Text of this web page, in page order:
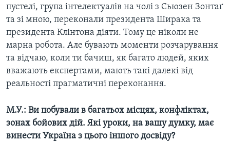
пустелі, група інтелектуалів на чолі з Сьюзен Зонтаґ
та зі мною, переконали президента Ширака та
президента Клінтона діяти. Тому це ніколи не
марна робота. Але бувають моменти розчарування
та відчаю, коли ти бачиш, як багато людей, яких
вважають експертами, мають такі далекі від
реальності прагматичні переконання.
М.У.: Ви побували в багатьох місцях, конфліктах,
зонах бойових дій. Які уроки, на вашу думку, має
винести Україна з цього іншого досвіду?